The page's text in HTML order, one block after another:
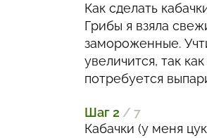
Как сделать
Грибы я взяла
замороженные.
увеличится, так
потребуется
Шаг 2 / 7
Кабачки (у меня